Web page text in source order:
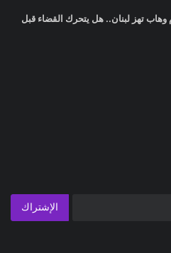
وهاب تهز لبنان.. هل يتحرك القضاء قبل
الإشتراك